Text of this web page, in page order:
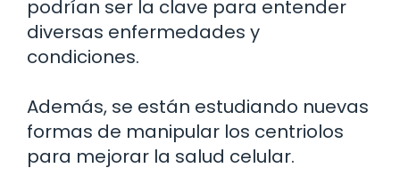
podrían ser la clave para entender
diversas enfermedades y
condiciones.
Además, se están estudiando nuevas
formas de manipular los centriolos
para mejorar la salud celular.